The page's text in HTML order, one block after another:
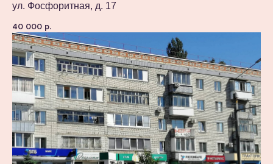
ул. Фосфоритная, д. 17
40 000 р.